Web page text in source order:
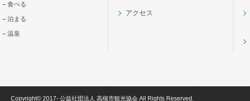
食べる
泊まる
温泉
アクセス
Copyright© 2017- 公益社団法人 高槻市観光協会All Rights Reserved.